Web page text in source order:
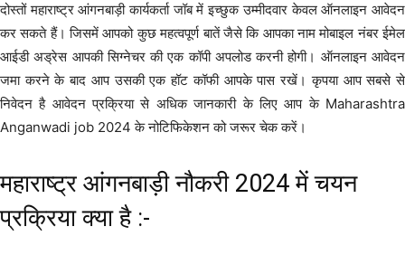
दोस्तों महाराष्ट्र आंगनबाड़ी कार्यकर्ता जॉब में इच्छुक उम्मीदवार केवल ऑनलाइन आवेदन
कर सकते हैं। जिसमें आपको कुछ महत्वपूर्ण बातें जैसे कि आपका नाम मोबाइल नंबर ईमेल
आईडी अड्रेस आपकी सिग्नेचर की एक कॉपी अपलोड करनी होगी। ऑनलाइन आवेदन
जमा करने के बाद आप उसकी एक हॉट कॉफी आपके पास रखें। कृपया आप सबसे से
निवेदन है आवेदन प्रक्रिया से अधिक जानकारी के लिए आप के Maharashtra
Anganwadi job 2024 के नोटिफिकेशन को जरूर चेक करें।
महाराष्ट्र आंगनबाड़ी नौकरी 2024 में चयन
प्रक्रिया क्या है :-